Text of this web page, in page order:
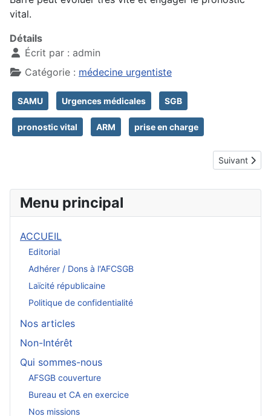
vital.
Détails
Écrit par : admin
Catégorie : médecine urgentiste
SAMU Urgences médicales SGB
pronostic vital ARM prise en charge
Article
Suivant
Menu principal
ACCUEIL
Editorial
Adhérer / Dons à l'AFCSGB
Laïcité républicaine
Politique de confidentialité
Nos articles
Non-Intérêt
Qui sommes-nous
AFSGB couverture
Bureau et CA en exercice
Nos missions